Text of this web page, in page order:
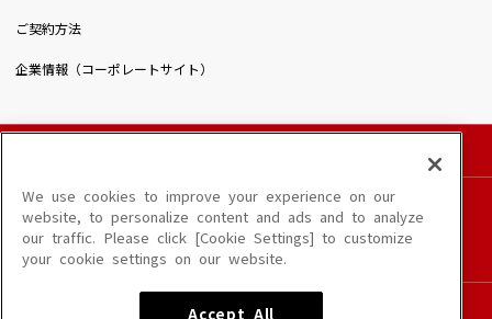
ご契約方法
企業情報（コーポレートサイト）
このサイトに掲載されている一切の文章・画像・写真・動画・音声等を、手段や形態を
問わず、著作権法の定める範囲を超えて無断で複製、転載、ファイル化などすることを
禁じます。
楽曲及びコンテンツは、端末や配信状況によりご利用いただけない場合があります。
楽曲によりMYリスト保存ができない場合があります。
We use cookies to improve your experience on our
website, to personalize content and ads and to analyze
our traffic. Please click [Cookie Settings] to customize
your cookie settings on our website.
Accept All